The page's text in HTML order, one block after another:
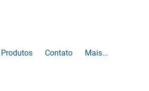
Produtos Contato Mais...